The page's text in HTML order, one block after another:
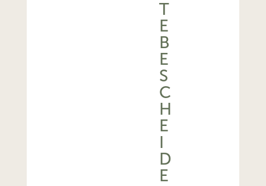
T
E
B
E
S
C
H
E
I
D
E